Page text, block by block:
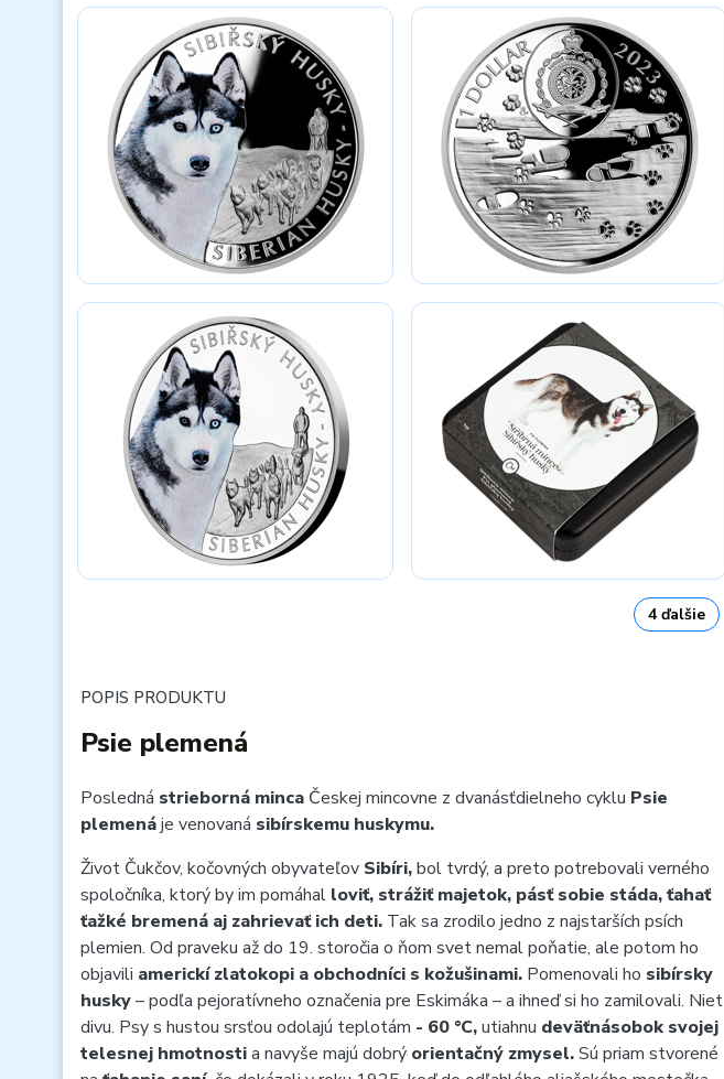
4 ďalšie
POPIS PRODUKTU
Psie plemená
Posledná strieborná minca Českej mincovne z dvanásťdielneho cyklu Psie
plemenáje venovaná sibírskemu huskymu.
Život Čukčov, kočovných obyvateľov Sibíri,bol tvrdý, a preto potrebovali verného
spoločníka, ktorý by im pomáhal loviť, strážiť majetok, pásť sobie stáda, ťahať
ťažké bremená aj zahrievať ich deti. Tak sa zrodilo jedno z najstarších psích
plemien. Od praveku až do 19. storočia o ňom svet nemal poňatie, ale potom ho
objavili americkí zlatokopi a obchodníci s kožušinami. Pomenovali ho sibírsky
husky– podľa pejoratívneho označenia pre Eskimáka – a ihneď si ho zamilovali. Niet
divu. Psy s hustou srsťou odolajú teplotám - 60 °C,utiahnu deväťnásobok svojej
telesnej hmotnostia navyše majú dobrý orientačný zmysel.Sú priam stvorené